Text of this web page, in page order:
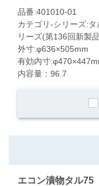
品番:401010-01
カテゴリ-シリーズ:
リーズ(第136回新製
外寸:φ636×505mm
有効内寸
内容量：96.7
エコン漬物タル75